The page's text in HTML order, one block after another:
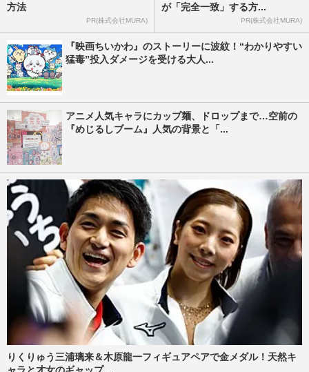
方法
PR(株式会社MURA)
が「完全一致」する方...
PR(株式会社MURA)
『映画ちいかわ』のストーリーに波紋！“わかりやすい
猛毒”投入ダメージを受ける大人...
アニメ人気キャラにカップ麺、ドロップまで…空前の
『めじるしブーム』人気の背景と「...
りくりゅう三浦璃来＆木原龍一フィギュアペアで金メダル！天然キ